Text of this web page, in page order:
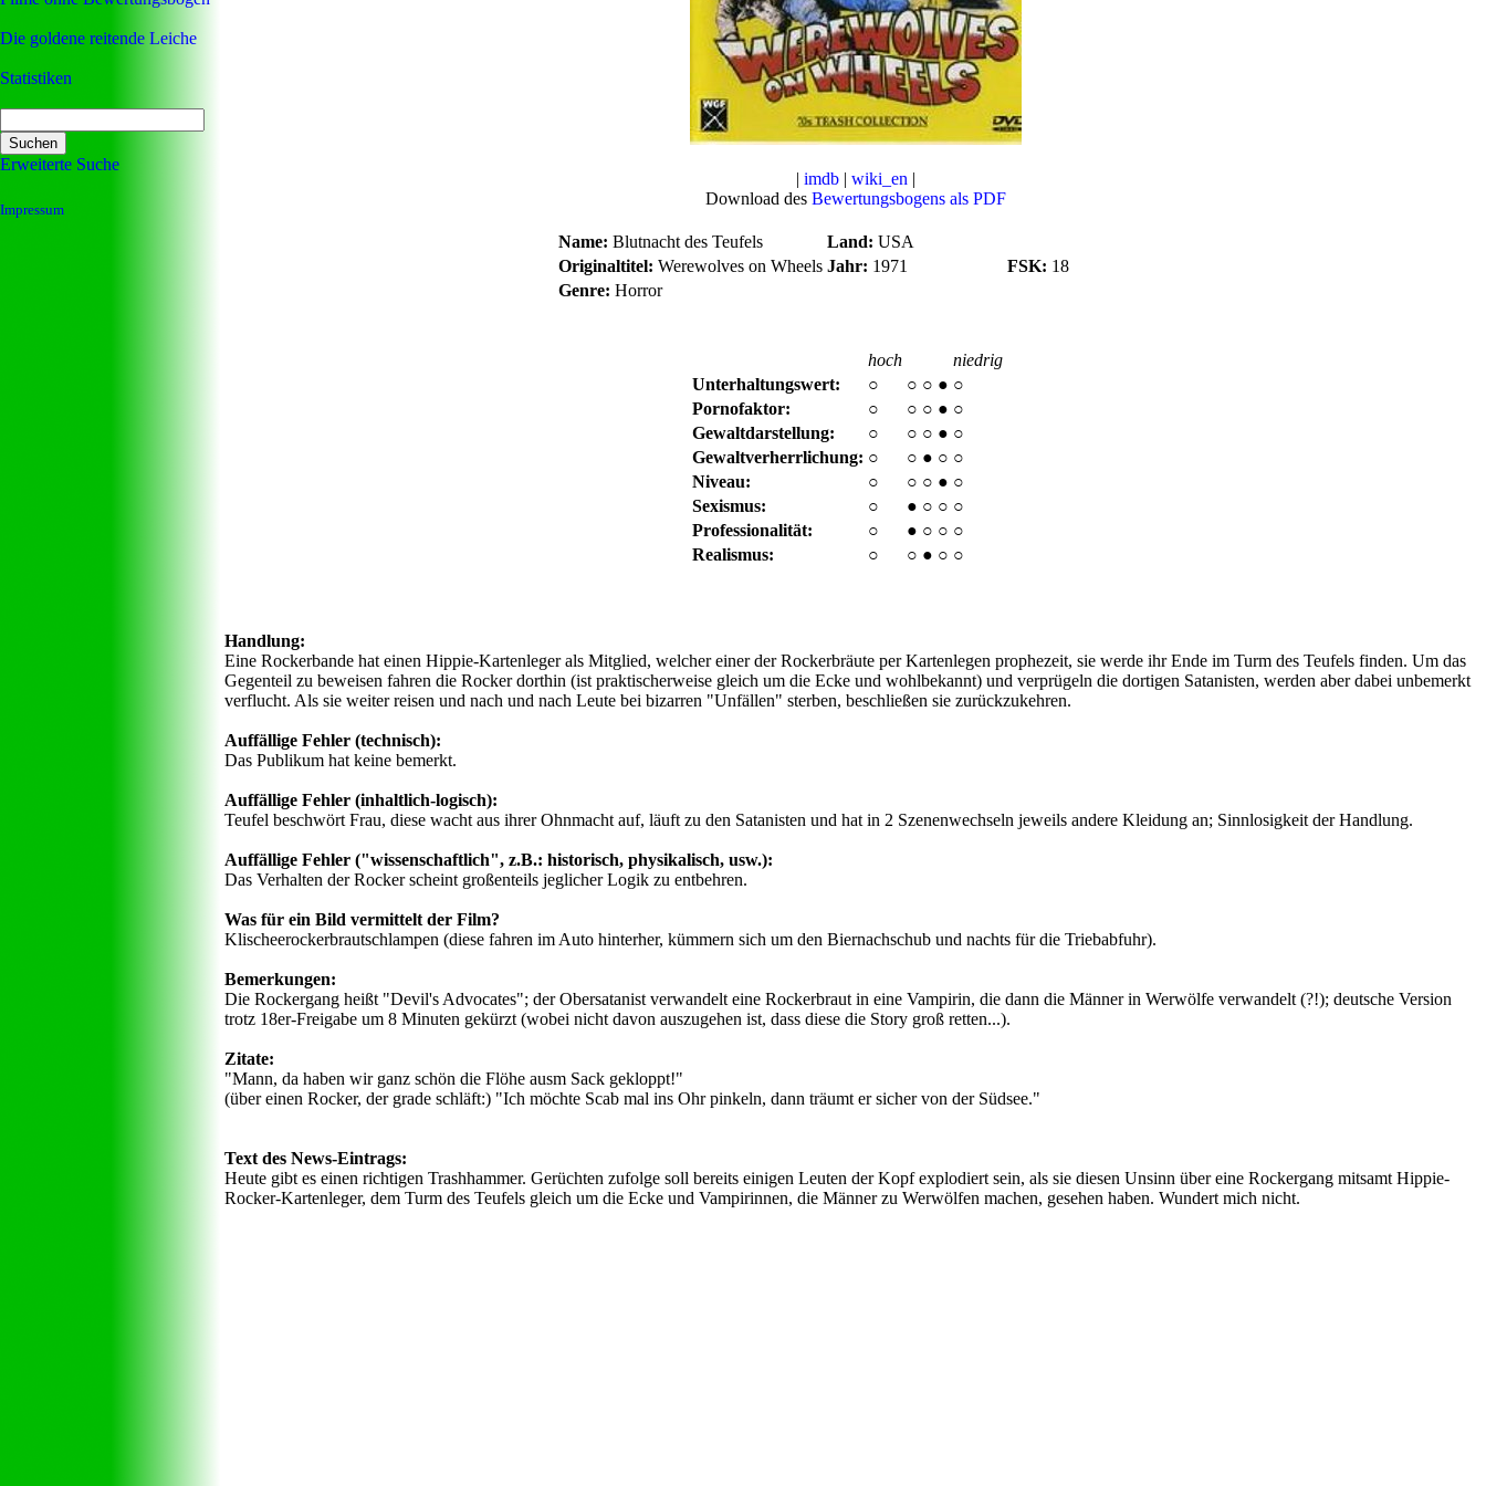
Die goldene reitende Leiche
Statistiken
Erweiterte Suche
Impressum
| imdb| wiki_en |
Download des Bewertungsbogens als PDF
Name: Blutnacht des Teufels Land: USA
Originaltitel: Werewolves on Wheels Jahr: 1971 FSK: 18
Genre: Horror
hoch
niedrig
Unterhaltungswert:
○ ○ ○ ● ○
Pornofaktor:
○ ○ ○ ● ○
Gewaltdarstellung:
○ ○ ○ ● ○
Gewaltverherrlichung: ○ ○ ● ○ ○
Niveau:
○ ○ ○ ● ○
Sexismus:
○ ● ○ ○ ○
Professionalität:
○ ● ○ ○ ○
Realismus:
○ ○ ● ○ ○
Handlung:
Eine Rockerbande hat einen Hippie-Kartenleger als Mitglied, welcher einer der Rockerbräute per Kartenlegen prophezeit, sie werde ihr Ende im Turm des Teufels finden. Um das
Gegenteil zu beweisen fahren die Rocker dorthin (ist praktischerweise gleich um die Ecke und wohlbekannt) und verprügeln die dortigen Satanisten, werden aber dabei unbemerkt
verflucht. Als sie weiter reisen und nach und nach Leute bei bizarren "Unfällen" sterben, beschließen sie zurückzukehren.
Auffällige Fehler (technisch):
Das Publikum hat keine bemerkt.
Auffällige Fehler (inhaltlich-logisch):
Teufel beschwört Frau, diese wacht aus ihrer Ohnmacht auf, läuft zu den Satanisten und hat in 2 Szenenwechseln jeweils andere Kleidung an; Sinnlosigkeit der Handlung.
Auffällige Fehler ("wissenschaftlich", z.B.: historisch, physikalisch, usw.):
Das Verhalten der Rocker scheint großenteils jeglicher Logik zu entbehren.
Was für ein Bild vermittelt der Film?
Klischeerockerbrautschlampen (diese fahren im Auto hinterher, kümmern sich um den Biernachschub und nachts für die Triebabfuhr).
Bemerkungen:
Die Rockergang heißt "Devil's Advocates"; der Obersatanist verwandelt eine Rockerbraut in eine Vampirin, die dann die Männer in Werwölfe verwandelt (?!); deutsche Version
trotz 18er-Freigabe um 8 Minuten gekürzt (wobei nicht davon auszugehen ist, dass diese die Story groß retten...).
Zitate:
"Mann, da haben wir ganz schön die Flöhe ausm Sack gekloppt!"
(über einen Rocker, der grade schläft:) "Ich möchte Scab mal ins Ohr pinkeln, dann träumt er sicher von der Südsee."
Text des News-Eintrags:
Heute gibt es einen richtigen Trashhammer. Gerüchten zufolge soll bereits einigen Leuten der Kopf explodiert sein, als sie diesen Unsinn über eine Rockergang mitsamt Hippie-
Rocker-Kartenleger, dem Turm des Teufels gleich um die Ecke und Vampirinnen, die Männer zu Werwölfen machen, gesehen haben. Wundert mich nicht.